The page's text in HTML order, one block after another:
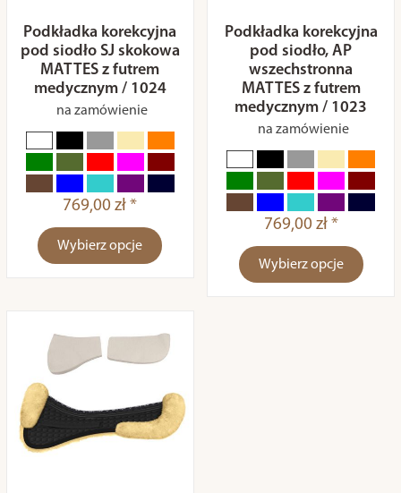
Podkładka korekcyjna
pod siodło SJ skokowa
MATTES z futrem
medycznym / 1024
na zamówienie
769,00 zł *
Wybierz opcje
Podkładka korekcyjna
pod siodło, AP
wszechstronna
MATTES z futrem
medycznym / 1023
na zamówienie
769,00 zł *
Wybierz opcje